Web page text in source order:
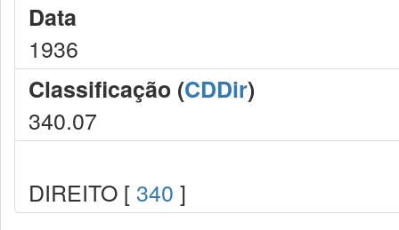
Data
1936
Classificação (CDDir)
340.07
DIREITO [ 340 ]